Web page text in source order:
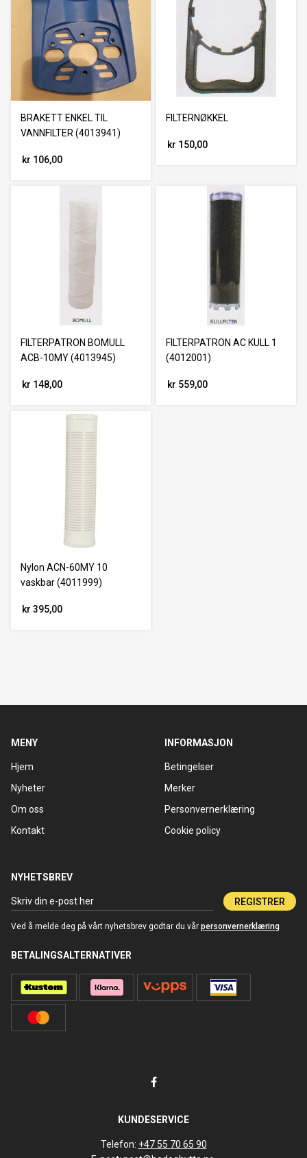
BRAKETT ENKEL TIL
VANNFILTER (4013941)
kr 106,00
FILTERNØKKEL
kr 150,00
FILTERPATRON BOMULL
ACB-10MY (4013945)
kr 148,00
FILTERPATRON AC KULL 1
(4012001)
kr 559,00
Nylon ACN-60MY 10
vaskbar (4011999)
kr 395,00
MENY
Hjem
Nyheter
Om oss
Kontakt
INFORMASJON
Betingelser
Merker
Personvernerklæring
Cookie policy
NYHETSBREV
REGISTRER
Ved å melde deg på vårt nyhetsbrev godtar du vår personvernerklæring
BETALINGSALTERNATIVER
KUNDESERVICE
Telefon: +47 55 70 65 90